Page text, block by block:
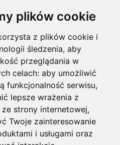
plików cookie
z plików cookie i
śledzenia, aby
przeglądania w
celach: aby umożliwić
funkcjonalność serwisu,
lepsze wrażenia z
strony internetowej,
Twoje zainteresowanie
i usługami oraz
olium.pl?